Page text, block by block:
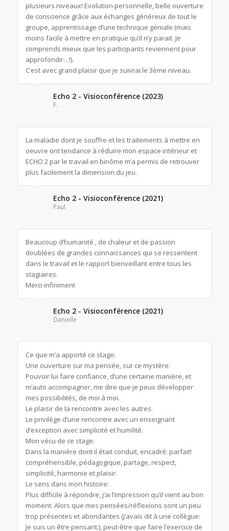
plusieurs niveaux! Evolution personnelle, belle ouverture
de conscience grâce aux échanges généreux de tout le
groupe, apprentissage d’une technique géniale (mais
moins facile à mettre en pratique qu’il n’y parait. Je
comprends mieux que les participants reviennent pour
approfondir…!).
C’est avec grand plaisir que je suivrai le 3ème niveau.
Echo 2 - Visioconférence (2023)
F.
La maladie dont je souffre et les traitements à mettre en
oeuvre ont tendance à réduire mon espace intérieur et
ECHO 2 par le travail en binôme m’a permis de retrouver
plus facilement la dimension du jeu.
Echo 2 - Visioconférence (2021)
Paul
Beaucoup d’humanité , de chaleur et de passion
doublées de grandes connaissances qui se ressentent
dans le travail et le rapport bienveillant entre tous les
stagiaires.
Merci infiniment
Echo 2 - Visioconférence (2021)
Danielle
Ce que m’a apporté ce stage:
Une ouverture sur ma pensée, sur ce mystère.
Pouvoir lui faire confiance, d’une certaine manière, et
m’auto accompagner, me dire que je peux développer
mes possibilités, de moi à moi.
Le plaisir de la rencontre avec les autres.
Le privilège d’une rencontre avec un enseignant
d’exception avec simplicité et humilité.
Mon vécu de ce stage:
Dans la manière dont il était conduit, encadré: parfait!
compréhensible, pédagogique, partage, respect,
simplicité, harmonie et plaisir.
Le sens dans mon histoire:
Plus difficile à répondre, j’ai l’impression qu’il vient au bon
moment. Alors que mes pensées/réflexions sont un peu
trop présentes et abondantes (j’avais dit à une collègue:
Je suis un être pensant.), peut-être que faire l’exercice de